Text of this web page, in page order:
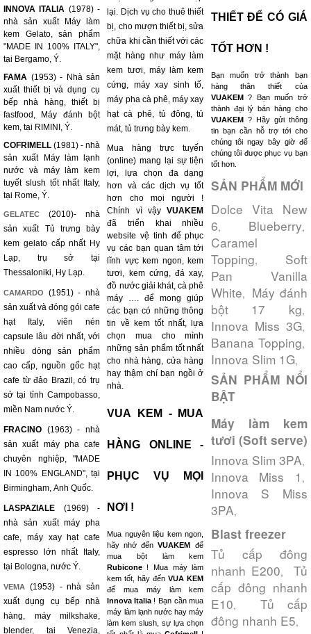
INNOVA ITALIA (1978) -
nhà sản xuất Máy làm
kem Gelato, sản phẩm
"MADE IN 100% ITALY",
tại Bergamo, Ý.
FAMA (1953) - Nhà sản
xuất thiết bị và dụng cụ
bếp nhà hàng, thiết bị
fastfood, Máy đánh bột
kem, tại RIMINI, Ý.
COFRIMELL (1981) - nhà
sản xuất Máy làm lạnh
nước và máy làm kem
tuyết slush tốt nhất Italy,
tại Rome, Ý.
GELATEC (2010)- nhà
sản xuất Tủ trưng bày
kem gelato cấp nhất Hy
Lạp, trụ sở tại
Thessaloniki, Hy Lạp.
CAMARDO
(1951) - nhà
sản xuất và đóng gói cafe
hạt Italy, viên nén
capsule lâu đời nhất, với
nhiều dòng sản phẩm
cao cấp, nguồn gốc hạt
cafe từ đảo Brazil, có trụ
sở tại tỉnh Campobasso,
miền Nam nước Ý.
FRACINO (1963) - nhà
sản xuất máy pha cafe
chuyên nghiệp, "MADE
IN 100% ENGLAND", tại
Birmingham, Anh Quốc.
LASPAZIALE (1969) -
nhà sản xuất máy pha
cafe, máy xay hạt cafe
espresso lớn nhất Italy,
tại Bologna, nước Ý.
VEMA
(1953) - nhà sản
xuất dụng cụ bếp nhà
hàng, máy milkshake,
blender, tại Venezia,
lại. Dịch vụ cho thuê thiết
bị, cho mượn thiết bị, sửa
chữa khi cần thiết với các
mặt hàng như máy làm
kem tươi, máy làm kem
cứng, máy xay sinh tố,
máy pha cà phê, máy xay
hạt cà phê, tủ đông, tủ
mát, tủ trưng bày kem.
Mua hàng trực tuyến
(online) mang lại sự tiện
lợi, lựa chọn đa dạng
hơn và các dịch vụ tốt
hơn cho mọi người !
Chính vì vậyVUAKEM
đã triển khai nhiều
website vệ tinh để phục
vụ các bạn quan tâm tới
lĩnh vực kem ngon, kem
tươi, kem cứng, đá xay,
đồ nước giải khát, cà phê
máy …. để mong giúp
các bạn có những thông
tin về kem tốt nhất, lựa
chọn mua cho mình
những sản phẩm tốt nhất
cho nhà hàng, cửa hàng
hay thậm chí bạn ngồi ở
nhà.
VUA KEM - MUA
HÀNG ONLINE -
PHỤC VỤ MỌI
NƠI !
Mua nguyên liệu kem ngon,
hãy nhớ đếnVUAKEM
để
mua bột làm kem
Rubicone ! Mua máy làm
kem tốt, hãy đếnVUA KEM
để mua máy làm kem
Innova Italia ! Bạn cần mua
máy làm lạnh nước hay máy
làm kem slush, sự lựa chọn
THIẾT ĐỂ CÓ GIÁ
TỐT HƠN !
Bạn muốn trở thành bạn
hàng thân thiết của
VUAKEM
? Bạn muốn trở
thành đại lý bán hàng cho
VUAKEM
? Hãy gửi thông
tin bạn cần hỗ trợ tới cho
chúng tôi ngay bây giờ để
chúng tôi được phục vụ bạn
tốt hơn.
SẢN PHẨM MỚI
Dolce Vita New
6, Blueberry,
Caramel
Topping, Soft
Pan Vanilla
White, Máy đánh
bột 17 kg,
Innova Miss 3G,
Banana Topping,
Innova Slim 1G,
SẢN PHẨM NỔI
BẬT
Máy làm kem
tươi (Soft serve)
Innova Slim 3PA,
Innova Miss 1 ,
Innova S Miss
3PA,
Blast freezer
Tủ cấp đông
nhanh E200, Tủ
cấp đông nhanh
E10, Tủ cấp
đông nhanh E5,